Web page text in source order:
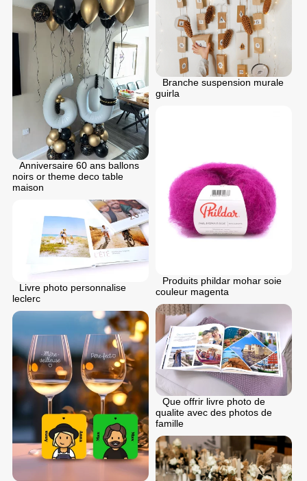
Branche suspension murale
guirla
Anniversaire 60 ans ballons
noirs or theme deco table
maison
Produits phildar mohar soie
couleur magenta
Livre photo personnalise
leclerc
Que offrir livre photo de
qualite avec des photos de
famille